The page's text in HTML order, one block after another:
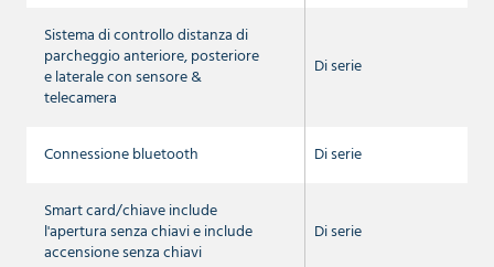
Sistema di controllo distanza di
parcheggio anteriore, posteriore
e laterale con sensore &
telecamera
Di serie
Connessione bluetooth Di serie
Smart card/chiave include
l'apertura senza chiavi e include
accensione senza chiavi
Di serie